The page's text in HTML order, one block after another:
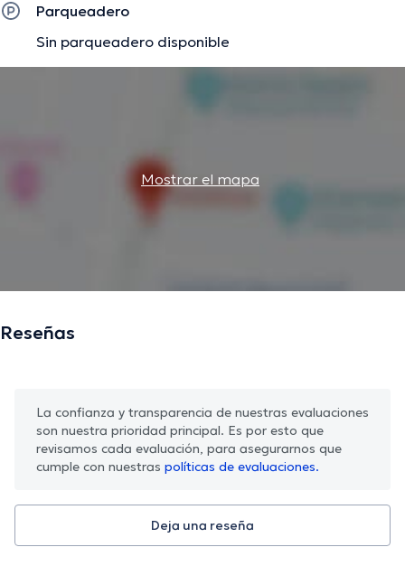
Parqueadero
Sin parqueadero disponible
Mostrar el mapa
Reseñas
La confianza y transparencia de nuestras evaluaciones
son nuestra prioridad principal. Es por esto que
revisamos cada evaluación, para asegurarnos que
cumple con nuestras políticas de evaluaciones.
Deja una reseña